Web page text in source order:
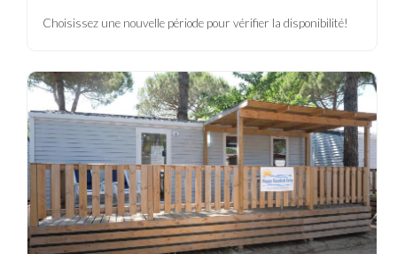
Choisissez une nouvelle période pour vérifier la disponibilité!